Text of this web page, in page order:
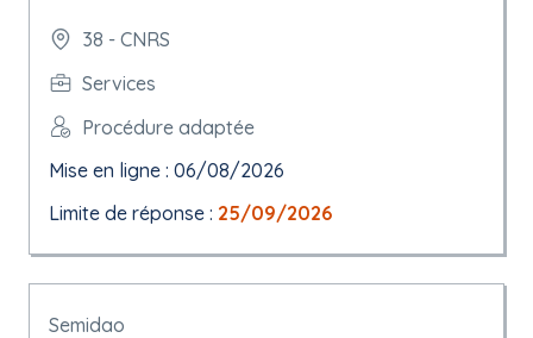
38 - CNRS
Services
Procédure adaptée
Mise en ligne : 06/08/2026
Limite de réponse : 25/09/2026
Semidao